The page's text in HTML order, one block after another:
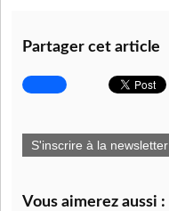
Partager cet article
S'inscrire à la newsletter
Vous aimerez aussi :